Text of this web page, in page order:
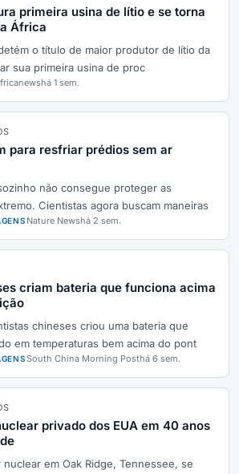
primeira usina de lítio e se torna
África
o título de maior produtor de lítio da
sua primeira usina de proc
há 1 sem.
para resfriar prédios sem ar
não consegue proteger as
Cientistas agora buscam maneiras
Nature Newshá 2 sem.
criam bateria que funciona acima
chineses criou uma bateria que
em temperaturas bem acima do pont
South China Morning Posthá 6 sem.
privado dos EUA em 40 anos
em Oak Ridge, Tennessee, se